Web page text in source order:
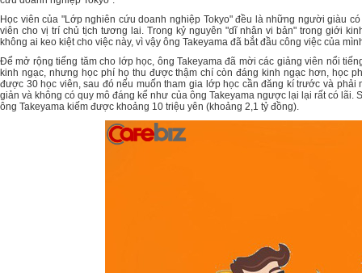
Học viên của "Lớp nghiên cứu doanh nghiệp Tokyo" đều là những người giàu
viên cho vị trí chủ tịch tương lai. Trong kỷ nguyên "dĩ nhân vi bản" trong giới
không ai keo kiệt cho việc này, vì vậy ông Takeyama đã bắt đầu công việc của
Để mở rộng tiếng tăm cho lớp học, ông Takeyama đã mời các giảng viên nổi
kinh ngạc, nhưng học phí họ thu được thậm chí còn đáng kinh ngạc hơn, học
được 30 học viên, sau đó nếu muốn tham gia lớp học cần đăng kí trước và
giản và không có quy mô đáng kể như của ông Takeyama ngược lại lại rất có
ông Takeyama kiếm được khoảng 10 triệu yên (khoảng 2,1 tỷ đồng).